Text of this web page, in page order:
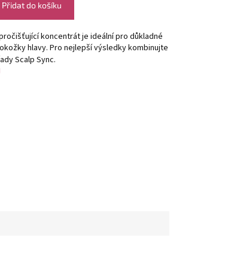
Přidat do košíku
koncentrát je ideální pro důkladné
hlavy. Pro nejlepší výsledky kombinujte
Scalp Sync.